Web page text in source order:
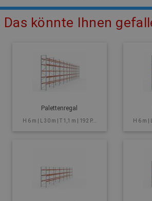
Das könnte Ihnen
Palettenregal
H 6 m | L 30 m | T 1,1 m | 192 P... H 6 m |